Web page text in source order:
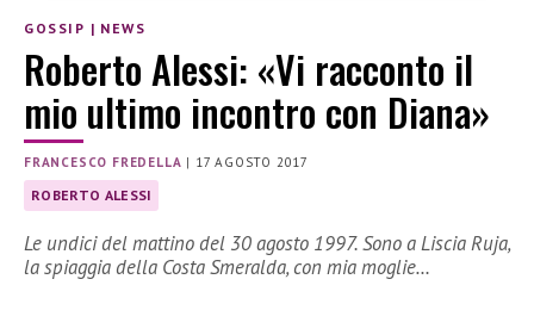
GOSSIP | NEWS
Roberto Alessi: «Vi racconto il
mio ultimo incontro con Diana»
FRANCESCO FREDELLA | 17 AGOSTO 2017
ROBERTO ALESSI
Le undici del mattino del 30 agosto 1997. Sono a Liscia Ruja,
la spiaggia della Costa Smeralda, con mia moglie…